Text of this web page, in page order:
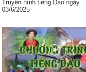
Truyền hình tiếng Dao ngày
03/6/2025